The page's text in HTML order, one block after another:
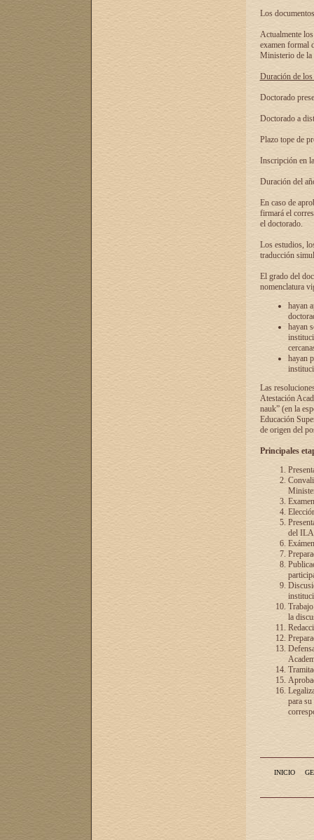
Los
Actualmente
examen formal
Ministerio de la
Duración de
Doctorado
Doctorado a
Plazo tope de
Inscripción en
Duración del
En caso de
firmará el
el doctorado.
Los estudios,
traducción
El grado del
nomenclatura
hayan
hayan
hayan
Las
Atestación
nauk” (en la
Educación
de origen del
Principales
del
la
para
INICIO